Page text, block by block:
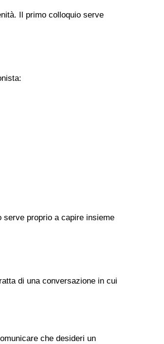
Il primo colloquio serve
serve proprio a capire insieme
di una conversazione in cui
che desideri un